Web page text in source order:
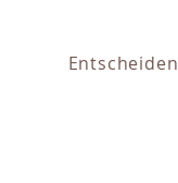
Entscheiden